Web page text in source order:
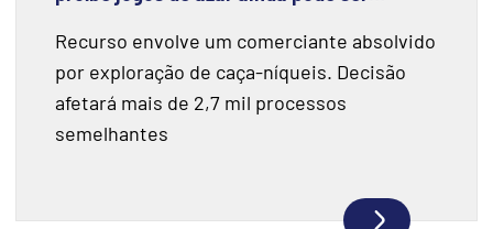
Recurso envolve um comerciante absolvido
por exploração de caça-níqueis. Decisão
afetará mais de 2,7 mil processos
semelhantes